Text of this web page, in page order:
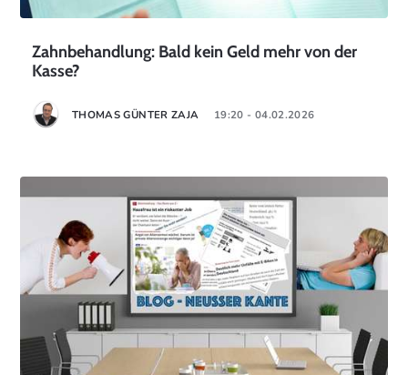
Zahnbehandlung: Bald kein Geld mehr von der
Kasse?
THOMAS GÜNTER ZAJA 19:20 - 04.02.2026